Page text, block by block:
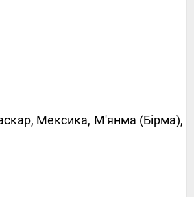
Мексика, М'янма (Бірма),